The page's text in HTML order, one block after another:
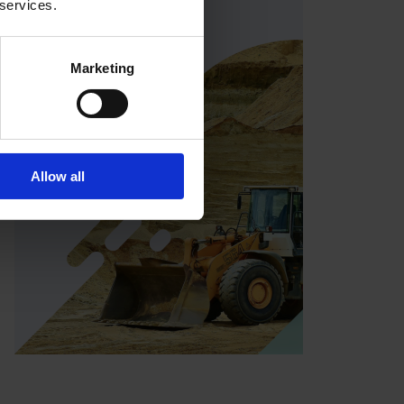
Marketing
Allow all